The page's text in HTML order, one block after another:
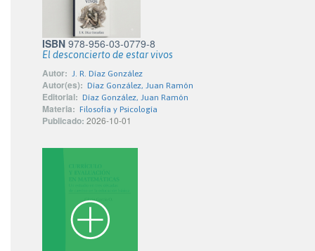
ISBN 978-956-03-0779-8
El desconcierto de estar vivos
Autor: J. R. Díaz González
Autor(es): Díaz González, Juan Ramón
Editorial: Díaz González, Juan Ramón
Materia: Filosofía y Psicología
Publicado: 2026-10-01